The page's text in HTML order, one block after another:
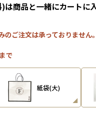
商品と一緒にカートに
ご注文は承っておりません。
で
紙袋(大)